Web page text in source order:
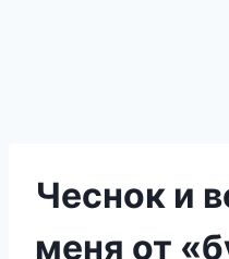
Чеснок и
меня от